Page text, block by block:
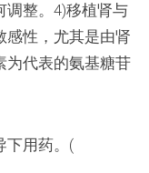
调整。4)移植肾与
感性，尤其是由肾
为代表的氨基糖苷
下用药。(